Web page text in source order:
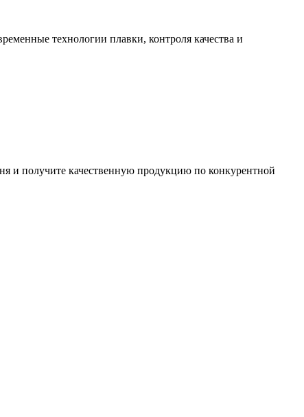
технологии плавки, контроля качества и
и получите качественную продукцию по конкурентной